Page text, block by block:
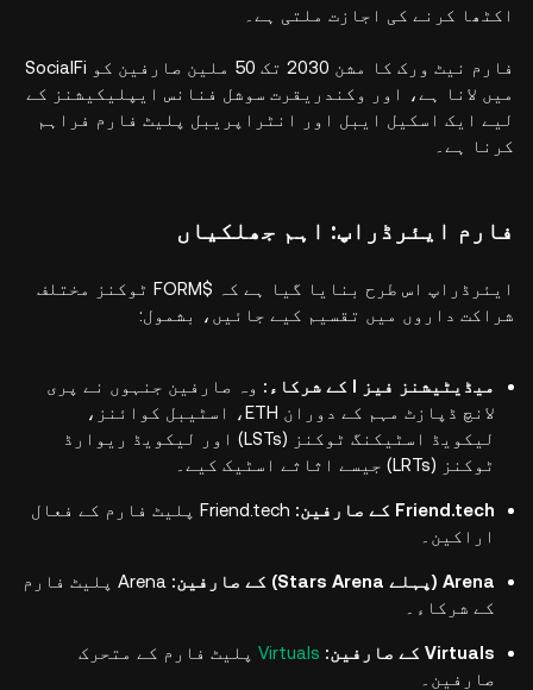
اکٹھا کرنے کی اجازت ملتی ہے۔
فارم نیٹ ورک کا مشن 2030 تک 50 ملین صارفین کو SocialFi
میں لانا ہے، اور وکندریقرت سوشل فنانس ایپلیکیشنز کے
لیے ایک اسکیل ایبل اور انٹراپریبل پلیٹ فارم فراہم
کرنا ہے۔
فارم ایئرڈراپ: اہم جھلکیاں
ایئرڈراپ اس طرح بنایا گیا ہے کہ $FORM ٹوکنز مختلف
شراکت داروں میں تقسیم کیے جائیں، بشمول:
میڈیٹیشنز فیز I کے شرکاء:
وہ صارفین جنہوں نے پری
لانچ ڈپازٹ مہم کے دوران ETH، اسٹیبل کوائنز،
لیکویڈ اسٹیکنگ ٹوکنز (LSTs) اور لیکویڈ ریوارڈ
ٹوکنز (LRTs) جیسے اثاثے اسٹیک کیے۔
Friend.tech کے صارفین:
Friend.tech پلیٹ فارم کے فعال
اراکین۔
Arena (پہلے Stars Arena) کے صارفین:
Arena پلیٹ فارم
کے شرکاء۔
Virtuals کے صارفین: Virtuals پلیٹ فارم کے متحرک
صارفین۔